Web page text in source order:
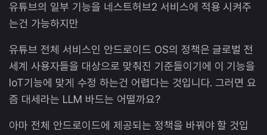
유튜브의 일부 기능을 네스트허브2 서비스에 적용 시켜주
는건 가능하지만
유튜브 전체 서비스인 안드로이드 OS의 정책은 글로벌 전
세계 사용자들을 대상으로 맞춰진 기준들이기에 이 기능을
IoT기능에 맞게 수정 하는건 어렵다는 것입니다. 그러면 요
즘 대세라는 LLM 바드는 어떨까요?
아마 전체 안드로이드에 제공되는 정책을 바꿔야 할 것입